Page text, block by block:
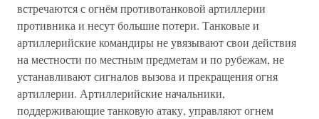
встречаются с огнём противотанковой артиллерии
противника и несут большие потери. Танковые и
артиллерийские командиры не увязывают свои действия
на местности по местным предметам и по рубежам, не
устанавливают сигналов вызова и прекращения огня
артиллерии. Артиллерийские начальники,
поддерживающие танковую атаку, управляют огнем